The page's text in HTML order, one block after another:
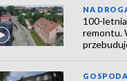
NA
100-
remontu.